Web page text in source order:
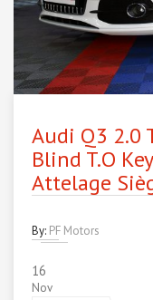
Audi Q3 2.0
Blind T.O
Attelage
By: PF Motors
16
Nov